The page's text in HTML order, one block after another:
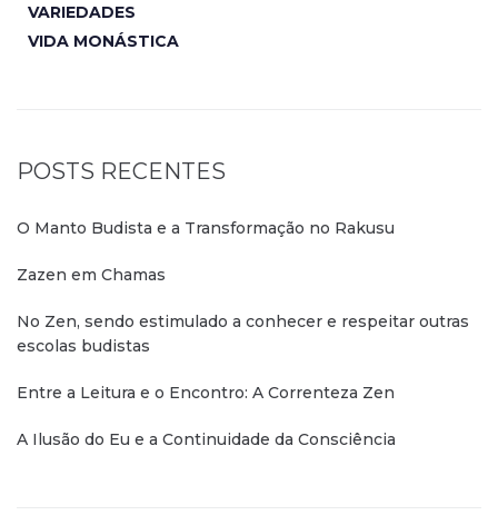
VARIEDADES
VIDA MONÁSTICA
POSTS RECENTES
O Manto Budista e a Transformação no Rakusu
Zazen em Chamas
No Zen, sendo estimulado a conhecer e respeitar outras
escolas budistas
Entre a Leitura e o Encontro: A Correnteza Zen
A Ilusão do Eu e a Continuidade da Consciência